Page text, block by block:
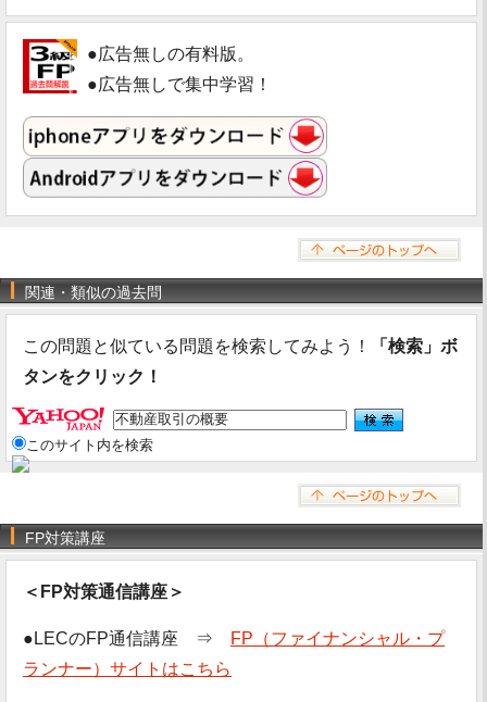
●広告無しの有料版。
●広告無しで集中学習！
関連・類似の過去問
この問題と似ている問題を検索してみよう！
「検索」ボ
タンをクリック！
このサイト内を検索
FP対策講座
＜FP対策通信講座＞
●LECのFP通信講座 ⇒
FP（ファイナンシャル・プ
ランナー）サイトはこちら